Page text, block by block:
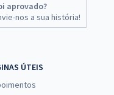
aprovado?
nos a sua história!
ÚTEIS